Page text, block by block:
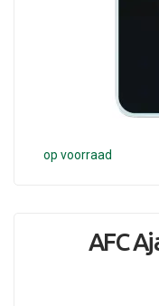
op voorraad
AFC